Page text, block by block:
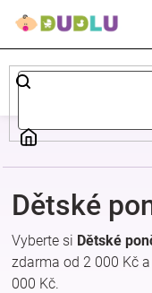
Dětské
a
kojenecké
oblečení
Pokojíček
Dětské
Vyberte si Dětské
zdarma od 2 000 Kč
000 Kč.